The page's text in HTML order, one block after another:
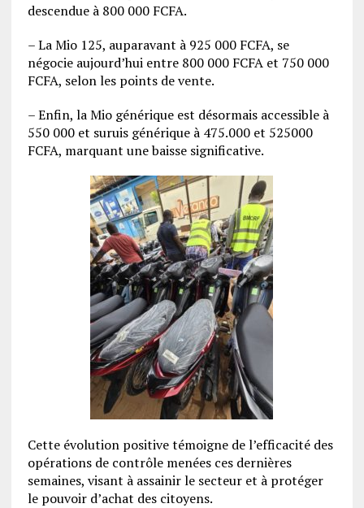
descendue à 800 000 FCFA.
– La Mio 125, auparavant à 925 000 FCFA, se
négocie aujourd’hui entre 800 000 FCFA et 750 000
FCFA, selon les points de vente.
– Enfin, la Mio générique est désormais accessible à
550 000 et suruis générique à 475.000 et 525000
FCFA, marquant une baisse significative.
Cette évolution positive témoigne de l’efficacité des
opérations de contrôle menées ces dernières
semaines, visant à assainir le secteur et à protéger
le pouvoir d’achat des citoyens.